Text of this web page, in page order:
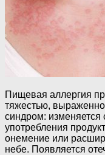
Пищевая аллергия
тяжестью,
синдром: изменяется
употребления
онемение или
небе. Появляется